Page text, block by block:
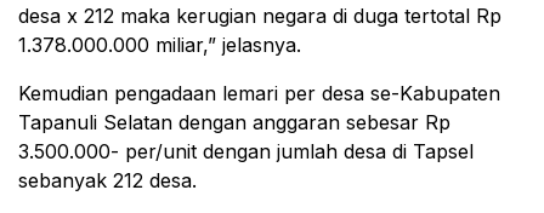
desa x 212 maka kerugian negara di duga tertotal Rp
1.378.000.000 miliar,” jelasnya.
Kemudian pengadaan lemari per desa se-Kabupaten
Tapanuli Selatan dengan anggaran sebesar Rp
3.500.000- per/unit dengan jumlah desa di Tapsel
sebanyak 212 desa.